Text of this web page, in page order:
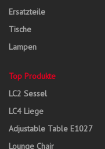
Ersatzteile
Tische
Lampen
Top Produkte
LC2 Sessel
LC4 Liege
Adjustable Table E1027
Lounge Chair